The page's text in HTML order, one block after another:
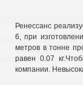
Ренессанс
6, при
метров в тонне
равен 0.07
компании.